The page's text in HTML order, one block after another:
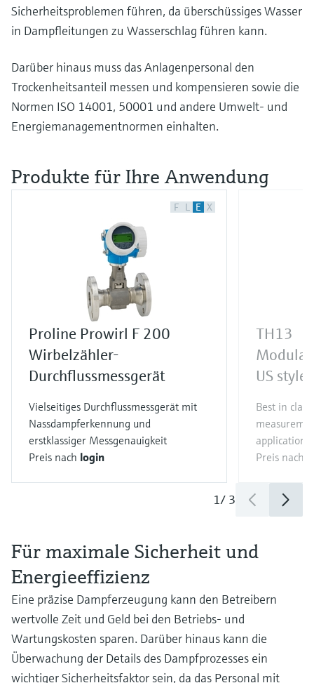
Sicherheitsproblemen führen, da überschüssiges Wasser
in Dampfleitungen zu Wasserschlag führen kann.
Darüber hinaus muss das Anlagenpersonal den
Trockenheitsanteil messen und kompensieren sowie die
Normen ISO 14001, 50001 und andere Umwelt- und
Energiemanagementnormen einhalten.
Produkte für Ihre Anwendung
F L E X
Proline Prowirl F 200
Wirbelzähler-
Durchflussmessgerät
Vielseitiges Durchflussmessgerät mit
Nassdampferkennung und
erstklassiger Messgenauigkeit
Preis nach login
TH13
US style
Best in
applications
Preis nach
1/ 3
Für maximale Sicherheit und
Energieeffizienz
Eine präzise Dampferzeugung kann den Betreibern
wertvolle Zeit und Geld bei den Betriebs- und
Wartungskosten sparen. Darüber hinaus kann die
Überwachung der Details des Dampfprozesses ein
wichtiger Sicherheitsfaktor sein, da das Personal mit